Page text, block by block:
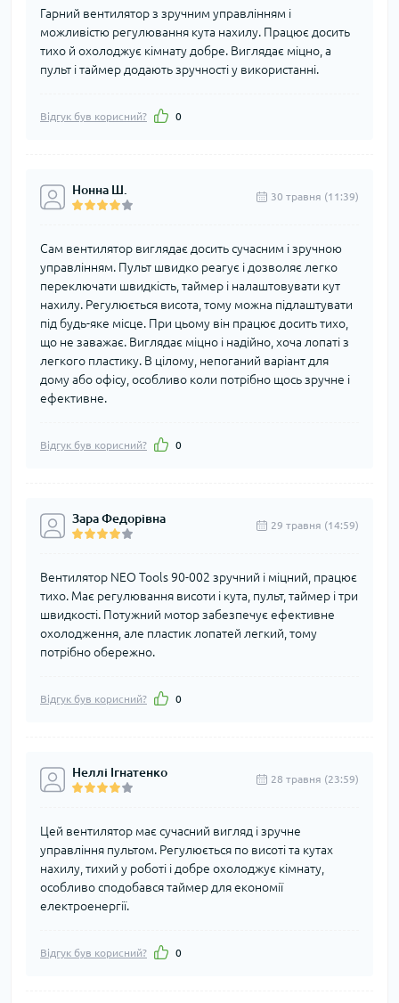
Гарний вентилятор з зручним управлінням і
можливістю регулювання кута нахилу. Працює досить
тихо й охолоджує кімнату добре. Виглядає міцно, а
пульт і таймер додають зручності у використанні.
Відгук був корисний? 0
Нонна Ш. 30 травня (11:39)
Сам вентилятор виглядає досить сучасним і зручною
управлінням. Пульт швидко реагує і дозволяє легко
переключати швидкість, таймер і налаштовувати кут
нахилу. Регулюється висота, тому можна підлаштувати
під будь-яке місце. При цьому він працює досить тихо,
що не заважає. Виглядає міцно і надійно, хоча лопаті з
легкого пластику. В цілому, непоганий варіант для
дому або офісу, особливо коли потрібно щось зручне і
ефективне.
Відгук був корисний? 0
Зара Федорівна 29 травня (14:59)
Вентилятор NEO Tools 90-002 зручний і міцний, працює
тихо. Має регулювання висоти і кута, пульт, таймер і три
швидкості. Потужний мотор забезпечує ефективне
охолодження, але пластик лопатей легкий, тому
потрібно обережно.
Відгук був корисний? 0
Неллі Ігнатенко 28 травня (23:59)
Цей вентилятор має сучасний вигляд і зручне
управління пультом. Регулюється по висоті та кутах
нахилу, тихий у роботі і добре охолоджує кімнату,
особливо сподобався таймер для економії
електроенергії.
Відгук був корисний? 0